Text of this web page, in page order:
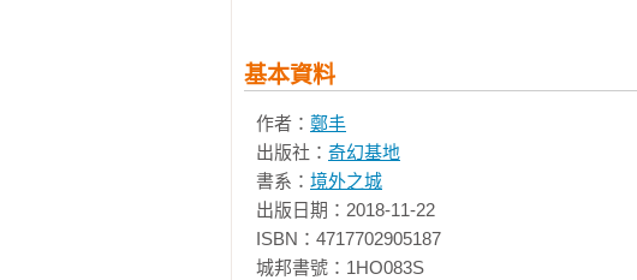
谷．卷三（最終卷）》《生死谷．卷二》《生
版）靈劍．卷六（完）》《（文庫版）靈劍．
終卷）》《奇峰異石傳．卷二》《（文庫版）
《（文庫版）天觀雙俠．卷三》《（文庫版）
《（文庫版）天觀雙俠．卷八（完）》《（文
四》《（文庫版）奇峰異石傳．卷一》《（文
卷二》《（文庫版）奇峰異石傳．卷五》《（
基本資料
作者： 鄭丰
出版社： 奇幻基地
書系： 境外之城
出版日期：2018-11-22
ISBN：4717702905187
城邦書號：1HO083S